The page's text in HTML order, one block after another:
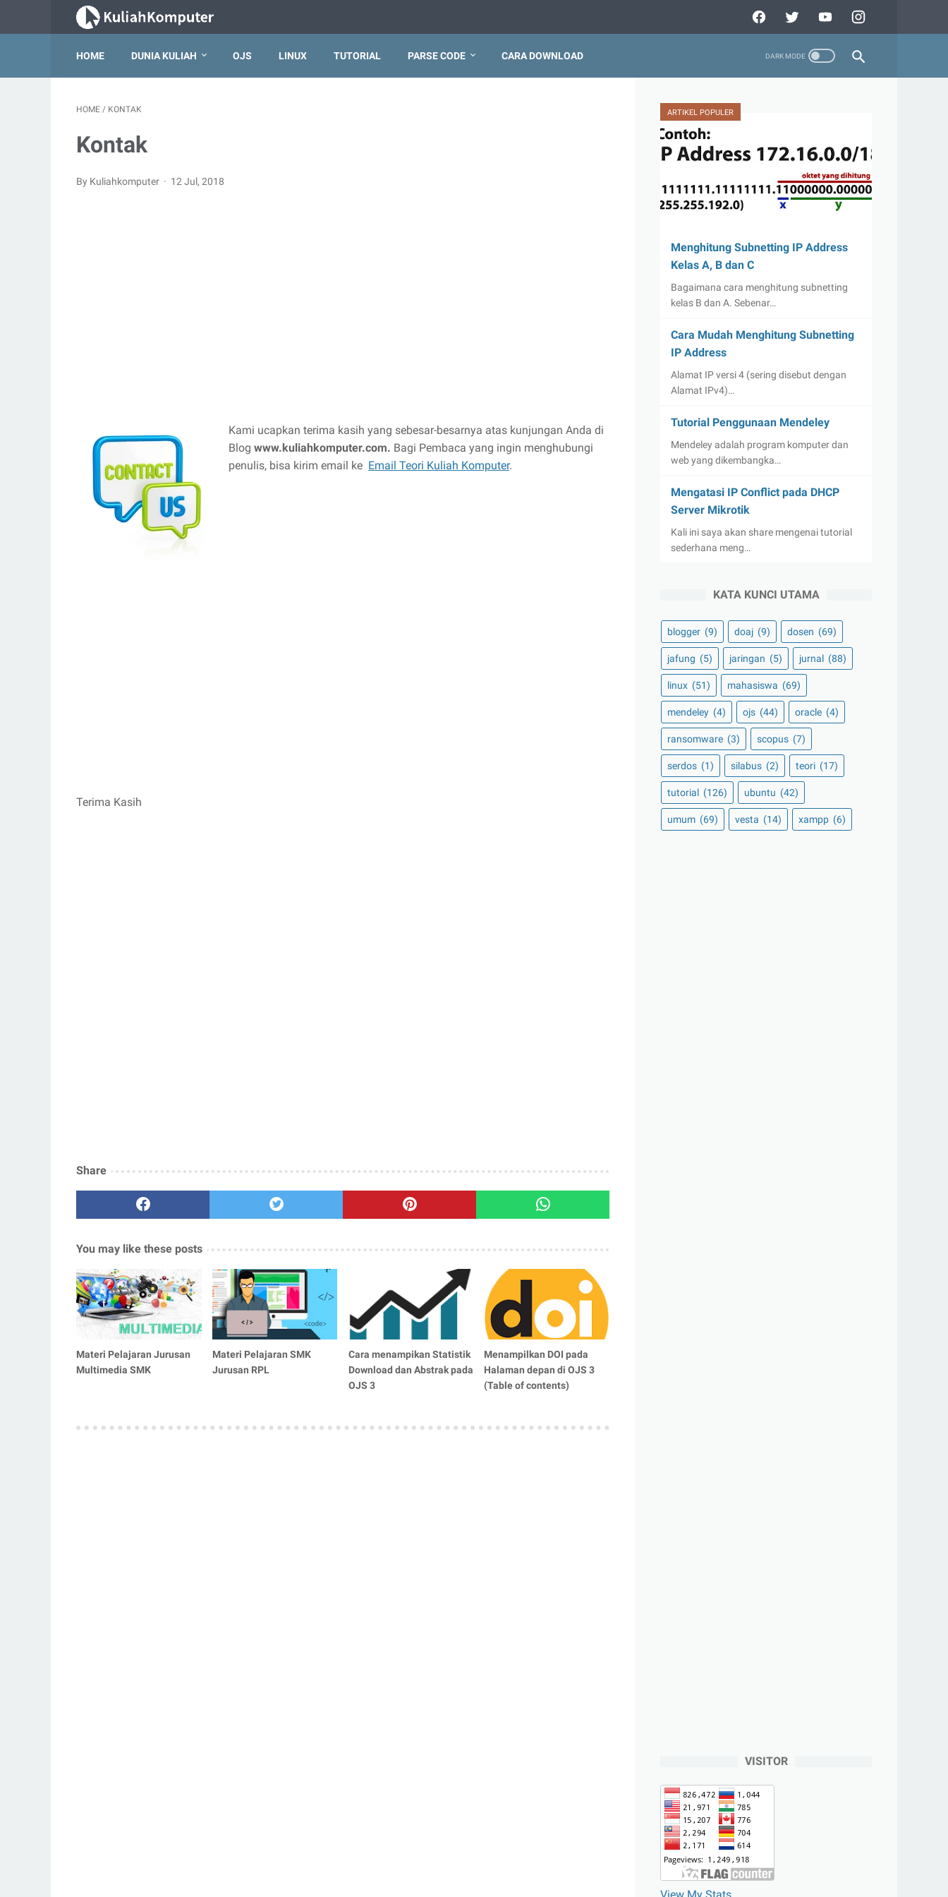
HOME DUNIA KULIAH OJS LINUX TUTORIAL PARSE CODE CARA DOWNLOAD
HOME / KONTAK
Kontak
By Kuliahkomputer 12 Jul, 2018
Kami ucapkan terima kasih yang sebesar-besarnya atas kunjungan Anda di
Blog www.kuliahkomputer.com. Bagi Pembaca yang ingin menghubungi
penulis, bisa kirim email ke Email Teori Kuliah Komputer.
Terima Kasih
Share
You may like these posts
Materi Pelajaran Jurusan
Multimedia SMK
Materi Pelajaran SMK
Jurusan RPL
Cara menampikan Statistik
Download dan Abstrak pada
OJS 3
Menampilkan DOI pada
Halaman depan di OJS 3
(Table of contents)
ARTIKEL POPULER
Menghitung Subnetting IP Address
Kelas A, B dan C
Bagaimana cara menghitung subnetting
kelas B dan A. Sebenar…
Cara Mudah Menghitung Subnetting
IP Address
Alamat IP versi 4 (sering disebut dengan
Alamat IPv4)…
Tutorial Penggunaan Mendeley
Mendeley adalah program komputer dan
web yang dikembangka…
Mengatasi IP Conflict pada DHCP
Server Mikrotik
Kali ini saya akan share mengenai tutorial
sederhana meng…
KATA KUNCI UTAMA
blogger (9) doaj (9) dosen (69)
jafung (5) jaringan (5) jurnal (88)
linux (51) mahasiswa (69)
mendeley (4) ojs (44) oracle (4)
ransomware (3) scopus (7)
serdos (1) silabus (2) teori (17)
tutorial (126) ubuntu (42)
umum (69) vesta (14) xampp (6)
VISITOR